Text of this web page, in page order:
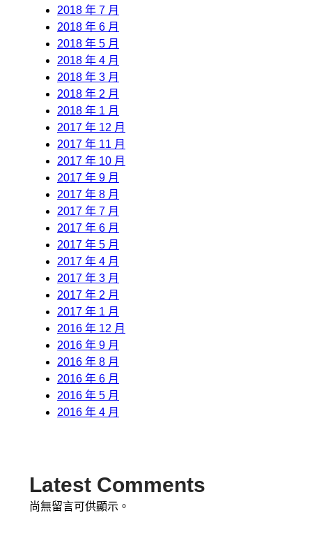
2018 年 7 月
2018 年 6 月
2018 年 5 月
2018 年 4 月
2018 年 3 月
2018 年 2 月
2018 年 1 月
2017 年 12 月
2017 年 11 月
2017 年 10 月
2017 年 9 月
2017 年 8 月
2017 年 7 月
2017 年 6 月
2017 年 5 月
2017 年 4 月
2017 年 3 月
2017 年 2 月
2017 年 1 月
2016 年 12 月
2016 年 9 月
2016 年 8 月
2016 年 6 月
2016 年 5 月
2016 年 4 月
Latest Comments
尚無留言可供顯示。